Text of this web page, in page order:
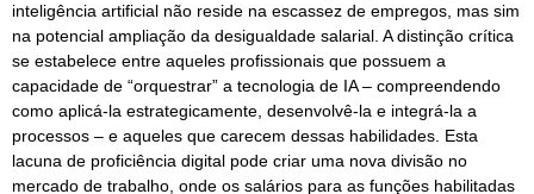
inteligência artificial não reside na escassez de empregos, mas sim
na potencial ampliação da desigualdade salarial. A distinção crítica
se estabelece entre aqueles profissionais que possuem a
capacidade de “orquestrar” a tecnologia de IA – compreendendo
como aplicá-la estrategicamente, desenvolvê-la e integrá-la a
processos – e aqueles que carecem dessas habilidades. Esta
lacuna de proficiência digital pode criar uma nova divisão no
mercado de trabalho, onde os salários para as funções habilitadas